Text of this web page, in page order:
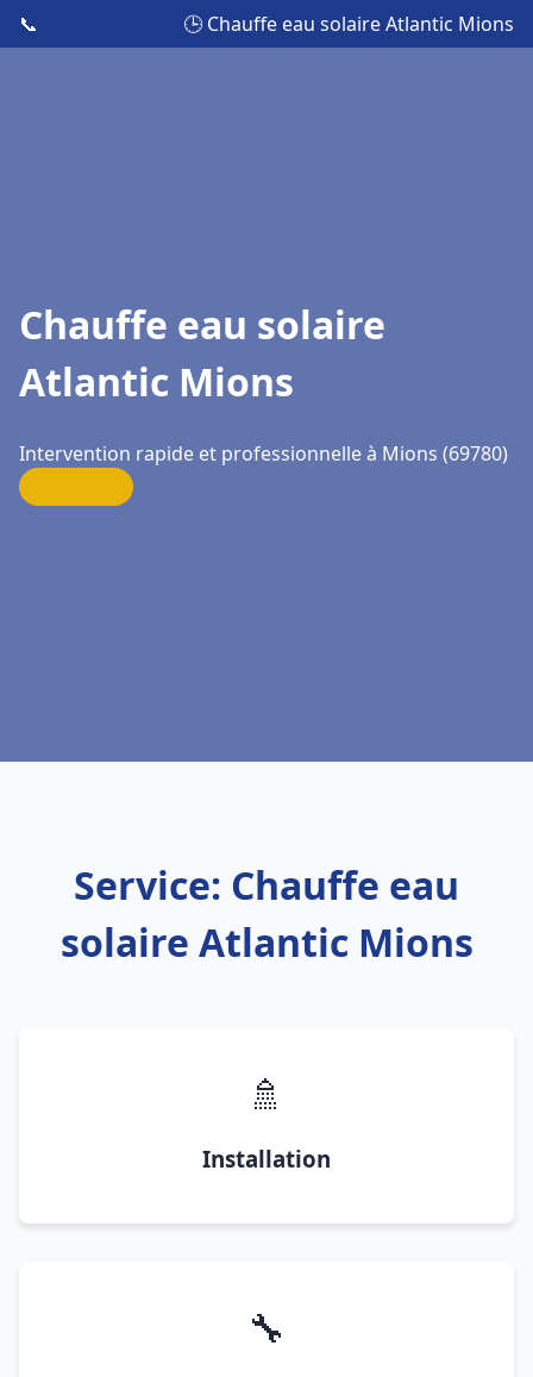
📞 🕒 Chauffe eau solaire Atlantic Mions
Chauffe eau solaire
Atlantic Mions
Intervention rapide et professionnelle à Mions (69780)
Service: Chauffe eau
solaire Atlantic Mions
🚿
Installation
🔧